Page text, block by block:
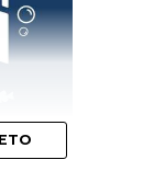
che mette
quello che